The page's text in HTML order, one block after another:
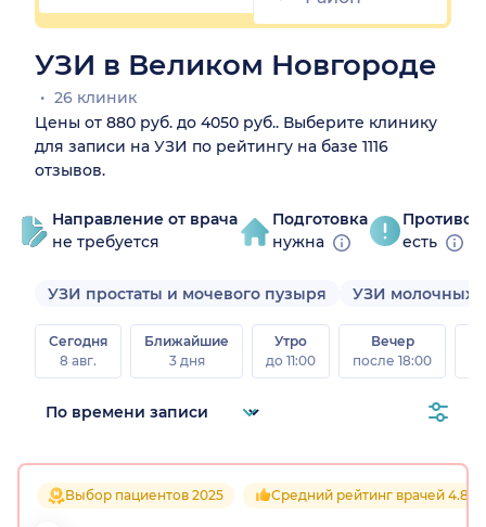
УЗИ в Великом Новгороде
26 клиник
Цены от 880 руб. до 4050 руб.. Выберите клинику
для записи на УЗИ по рейтингу на базе 1116
отзывов.
Направление от врача
не требуется
Подготовка
нужна
есть
УЗИ простаты и мочевого пузыря УЗИ молочных
Сегодня
8 авг.
Ближайшие
3 дня
Утро
до 11:00
Вечер
после 18:00
Выбор пациентов 2025 Средний рейтинг врачей 4.8